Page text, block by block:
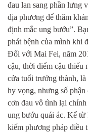
đau lan sang phần lưng
địa phương để thăm
định mắc ung bướu”.
phát bệnh của mình khi
Đối với Mai Fei, năm
cậu, thời điểm cậu thiếu
cửa tuổi trưởng thành, là
hy vọng, nhưng số phận
cơn đau vô tình lại chính
ung bướu quái ác. Kể từ
kiếm phương pháp điều